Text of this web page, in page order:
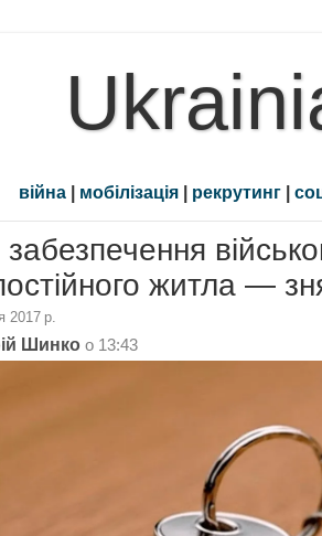
війна | мобілізація | рекрутинг |
житла —
2017 р.
Шинко о 13:43